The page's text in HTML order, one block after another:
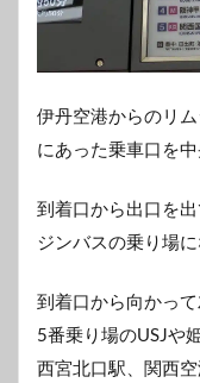
伊丹空港からのリ
にあった乗車口を
到着口から出口を
ジンバスの乗り場に
到着口から向かっ
5番乗り場のUSJや
西宮北口駅、関西